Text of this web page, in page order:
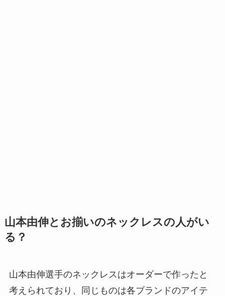
山本由伸とお揃いのネックレスの人がい
る？
山本由伸選手のネックレスはオーダーで作ったと
考えられており、同じものは各ブランドのアイテ